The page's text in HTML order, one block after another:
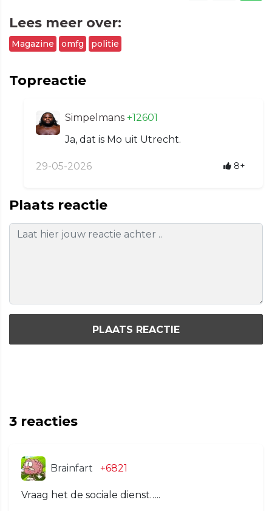
Lees meer over:
Magazine omfg politie
Topreactie
Simpelmans +12601
Ja, dat is Mo uit Utrecht.
29-05-2026 8+
Plaats reactie
PLAATS REACTIE
3 reacties
Brainfart +6821
Vraag het de sociale dienst…..